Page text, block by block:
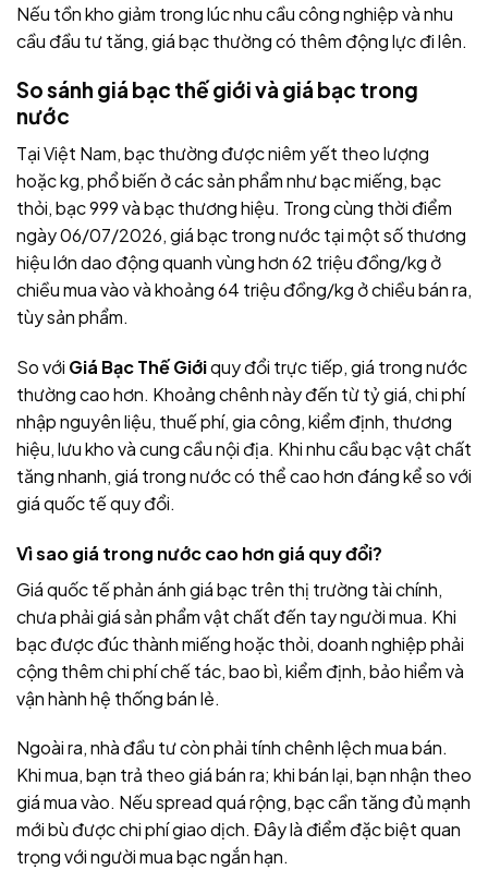
Nếu tồn kho giảm trong lúc nhu cầu công nghiệp và nhu
cầu đầu tư tăng, giá bạc thường có thêm động lực đi lên.
So sánh giá bạc thế giới và giá bạc trong
nước
Tại Việt Nam, bạc thường được niêm yết theo lượng
hoặc kg, phổ biến ở các sản phẩm như bạc miếng, bạc
thỏi, bạc 999 và bạc thương hiệu. Trong cùng thời điểm
ngày 06/07/2026, giá bạc trong nước tại một số thương
hiệu lớn dao động quanh vùng hơn 62 triệu đồng/kg ở
chiều mua vào và khoảng 64 triệu đồng/kg ở chiều bán ra,
tùy sản phẩm.
So với Giá Bạc Thế Giớiquy đổi trực tiếp, giá trong nước
thường cao hơn. Khoảng chênh này đến từ tỷ giá, chi phí
nhập nguyên liệu, thuế phí, gia công, kiểm định, thương
hiệu, lưu kho và cung cầu nội địa. Khi nhu cầu bạc vật chất
tăng nhanh, giá trong nước có thể cao hơn đáng kể so với
giá quốc tế quy đổi.
Vì sao giá trong nước cao hơn giá quy đổi?
Giá quốc tế phản ánh giá bạc trên thị trường tài chính,
chưa phải giá sản phẩm vật chất đến tay người mua. Khi
bạc được đúc thành miếng hoặc thỏi, doanh nghiệp phải
cộng thêm chi phí chế tác, bao bì, kiểm định, bảo hiểm và
vận hành hệ thống bán lẻ.
Ngoài ra, nhà đầu tư còn phải tính chênh lệch mua bán.
Khi mua, bạn trả theo giá bán ra; khi bán lại, bạn nhận theo
giá mua vào. Nếu spread quá rộng, bạc cần tăng đủ mạnh
mới bù được chi phí giao dịch. Đây là điểm đặc biệt quan
trọng với người mua bạc ngắn hạn.